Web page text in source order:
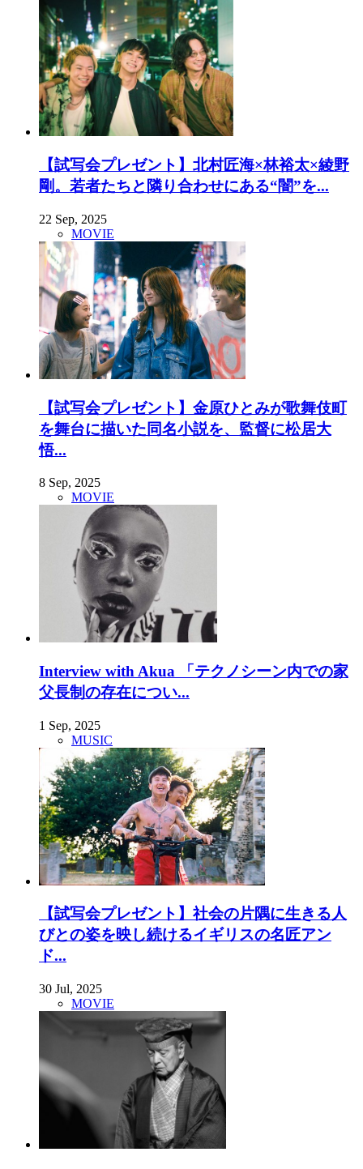
【試写会プレゼント】北村匠海×林裕太×綾野
剛。若者たちと隣り合わせにある“闇”を...
22 Sep, 2025
MOVIE
【試写会プレゼント】金原ひとみが歌舞伎町
を舞台に描いた同名小説を、監督に松居大
悟...
8 Sep, 2025
MOVIE
Interview with Akua 「テクノシーン内での家
父長制の存在につい...
1 Sep, 2025
MUSIC
【試写会プレゼント】社会の片隅に生きる人
びとの姿を映し続けるイギリスの名匠アン
ド...
30 Jul, 2025
MOVIE